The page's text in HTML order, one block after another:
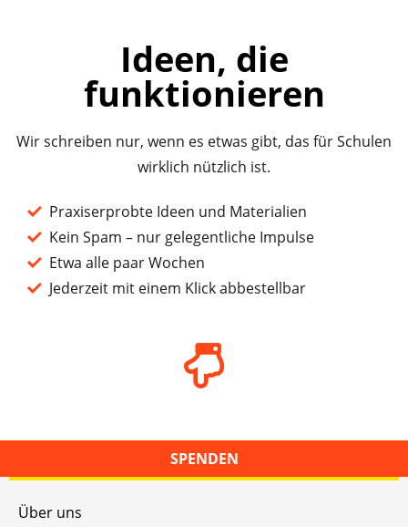
Ideen, die
funktionieren
Wir schreiben nur, wenn es etwas gibt, das für Schulen
wirklich nützlich ist.
Praxiserprobte Ideen und Materialien
Kein Spam – nur gelegentliche Impulse
Etwa alle paar Wochen
Jederzeit mit einem Klick abbestellbar
SPENDEN
Über uns